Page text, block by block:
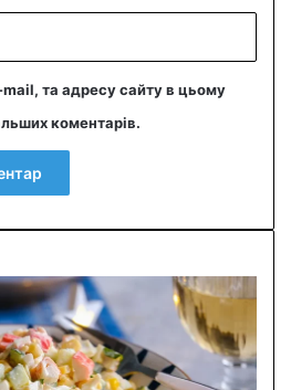
та адресу сайту в цьому
коментарів.